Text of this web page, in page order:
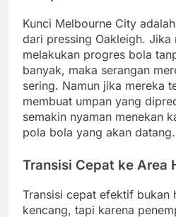
Kunci Melbourne City
dari pressing Oakleigh. Jika
melakukan progres bola
banyak, maka serangan
sering. Namun jika mereka
membuat umpan yang
semakin nyaman menekan
pola bola yang akan datang.
Transisi Cepat ke Area
Transisi cepat efektif bukan
kencang, tapi karena